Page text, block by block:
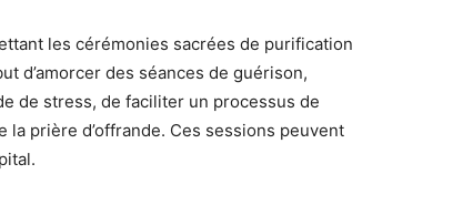
les cérémonies sacrées de purification
d’amorcer des séances de guérison,
de stress, de faciliter un processus de
prière d’offrande. Ces sessions peuvent